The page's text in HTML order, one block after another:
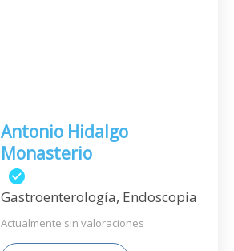
Antonio Hidalgo
Monasterio
Gastroenterología, Endoscopia
Actualmente sin valoraciones